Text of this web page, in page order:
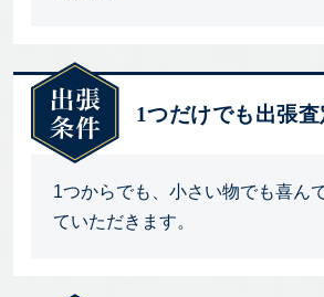
1つだけでも出張査
1つからでも、小さい物でも喜ん
ていただきます。